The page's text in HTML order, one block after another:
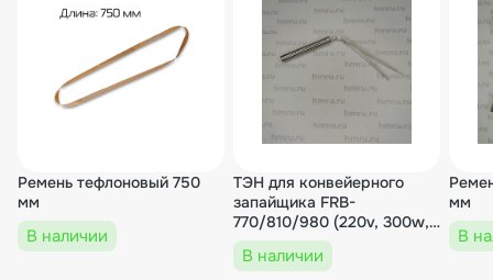
Ремень тефлоновый 750
мм
В наличии
ТЭН для конвейерного
запайщика FRB-
770/810/980 (220v, 300w,
L95мм, d12mm)
В наличии
мм
В